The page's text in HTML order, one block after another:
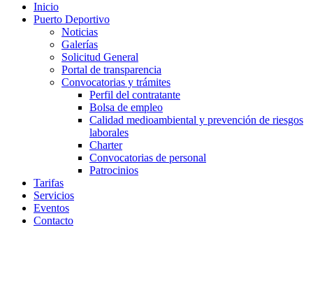
Inicio
Puerto Deportivo
Noticias
Galerías
Solicitud General
Portal de transparencia
Convocatorias y trámites
Perfil del contratante
Bolsa de empleo
Calidad medioambiental y prevención de riesgos
laborales
Charter
Convocatorias de personal
Patrocinios
Tarifas
Servicios
Eventos
Contacto